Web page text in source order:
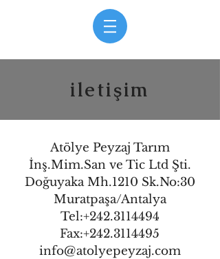
Atölye Peyzaj Tarım
İnş.Mim.San ve Tic Ltd Şti.
Doğuyaka Mh.1210 Sk.No:30
Muratpaşa/Antalya
Tel:+242.3114494
Fax:+242.3114495
info@atolyepeyzaj.com
iletişim